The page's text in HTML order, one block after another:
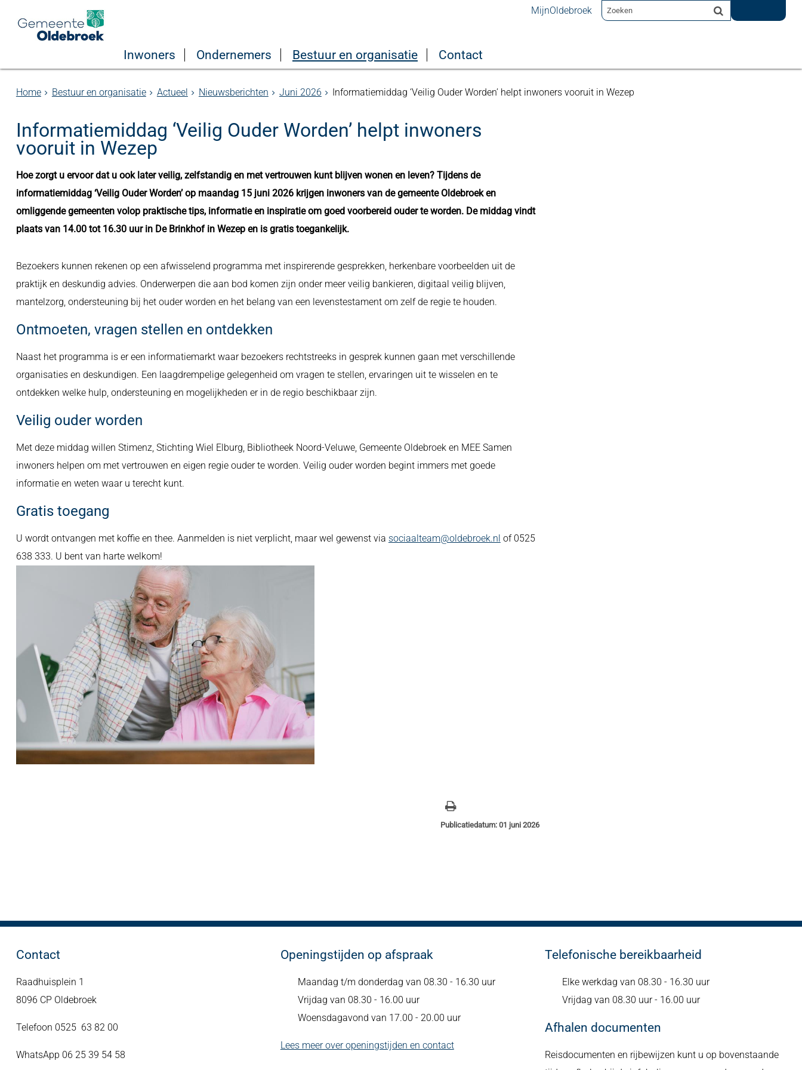
MijnOldebroek
Inwoners Ondernemers Bestuur en organisatie Contact
Home Bestuur en organisatie Actueel Nieuwsberichten Juni 2026 Informatiemiddag ‘Veilig Ouder Worden’ helpt inwoners vooruit in Wezep
Informatiemiddag ‘Veilig Ouder Worden’ helpt inwoners
vooruit in Wezep
Hoe zorgt u ervoor dat u ook later veilig, zelfstandig en met vertrouwen kunt blijven wonen en leven? Tijdens de
informatiemiddag ‘Veilig Ouder Worden’ op maandag 15 juni 2026 krijgen inwoners van de gemeente Oldebroek en
omliggende gemeenten volop praktische tips, informatie en inspiratie om goed voorbereid ouder te worden. De middag vindt
plaats van 14.00 tot 16.30 uur in De Brinkhof in Wezep en is gratis toegankelijk.
Bezoekers kunnen rekenen op een afwisselend programma met inspirerende gesprekken, herkenbare voorbeelden uit de
praktijk en deskundig advies. Onderwerpen die aan bod komen zijn onder meer veilig bankieren, digitaal veilig blijven,
mantelzorg, ondersteuning bij het ouder worden en het belang van een levenstestament om zelf de regie te houden.
Ontmoeten, vragen stellen en ontdekken
Naast het programma is er een informatiemarkt waar bezoekers rechtstreeks in gesprek kunnen gaan met verschillende
organisaties en deskundigen. Een laagdrempelige gelegenheid om vragen te stellen, ervaringen uit te wisselen en te
ontdekken welke hulp, ondersteuning en mogelijkheden er in de regio beschikbaar zijn.
Veilig ouder worden
Met deze middag willen Stimenz, Stichting Wiel Elburg, Bibliotheek Noord-Veluwe, Gemeente Oldebroek en MEE Samen
inwoners helpen om met vertrouwen en eigen regie ouder te worden. Veilig ouder worden begint immers met goede
informatie en weten waar u terecht kunt.
Gratis toegang
U wordt ontvangen met koffie en thee. Aanmelden is niet verplicht, maar wel gewenst via sociaalteam@oldebroek.nl of 0525
638 333. U bent van harte welkom!
Publicatiedatum: 01 juni 2026
Contact
Raadhuisplein 1
8096 CP Oldebroek
Telefoon 0525 63 82 00
WhatsApp 06 25 39 54 58
Openingstijden op afspraak
Maandag t/m donderdag van 08.30 - 16.30 uur
Vrijdag van 08.30 - 16.00 uur
Woensdagavond van 17.00 - 20.00 uur
Lees meer over openingstijden en contact
Telefonische bereikbaarheid
Elke werkdag van 08.30 - 16.30 uur
Vrijdag van 08.30 uur - 16.00 uur
Afhalen documenten
Reisdocumenten en rijbewijzen kunt u op bovenstaande